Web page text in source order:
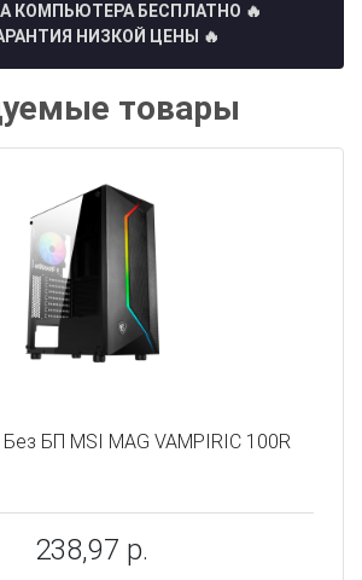
КОМПЬЮТЕРА БЕСПЛАТНО 🔥
НИЗКОЙ ЦЕНЫ 🔥
товары
БП MSI MAG VAMPIRIC 100R
238,97 р.